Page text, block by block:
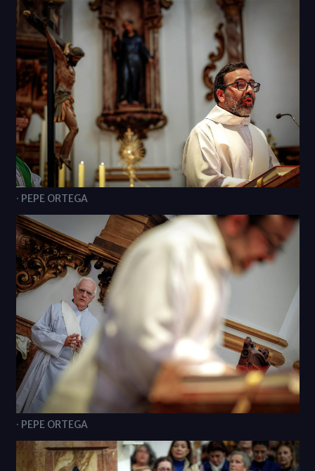
· PEPE ORTEGA
· PEPE ORTEGA